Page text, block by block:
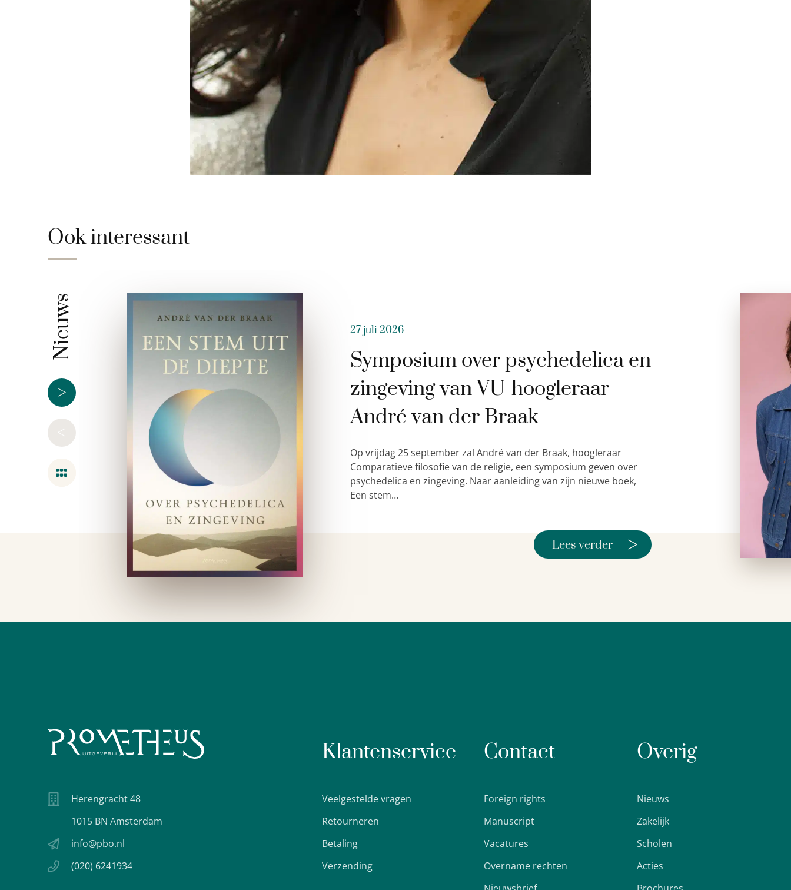
Ook interessant
Nieuws
>
<
27 juli 2026
Symposium over psychedelica en
zingeving van VU-hoogleraar
André van der Braak
Op vrijdag 25 september zal André van der Braak, hoogleraar
Comparatieve filosofie van de religie, een symposium geven over
psychedelica en zingeving. Naar aanleiding van zijn nieuwe boek,
Een stem…
Lees verder >
Herengracht 48
1015 BN Amsterdam
info@pbo.nl
(020) 6241934
Klantenservice
Veelgestelde vragen
Retourneren
Betaling
Verzending
Contact
Foreign rights
Manuscript
Vacatures
Overname rechten
Overig
Nieuws
Zakelijk
Scholen
Acties